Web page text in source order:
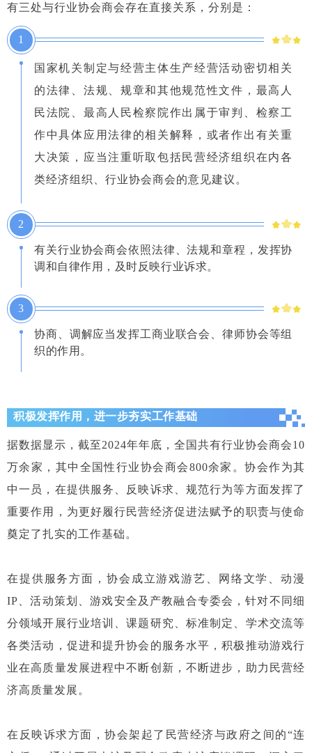
有三处与行业协会商会存在直接关系，分别是：
1
国家机关制定与经营主体生产经营活动密切相关
的法律、法规、规章和其他规范性文件，最高人
民法院、最高人民检察院作出属于审判、检察工
作中具体应用法律的相关解释，或者作出有关重
大决策，应当注重听取包括民营经济组织在内各
类经济组织、行业协会商会的意见建议。
2
有关行业协会商会依照法律、法规和章程，发挥协
调和自律作用，及时反映行业诉求。
3
协商、调解应当发挥工商业联合会、律师协会等组
织的作用。
积极发挥作用，进一步夯实工作基础
据数据显示，截至2024年年底，全国共有行业协会商会10
万余家，其中全国性行业协会商会800余家。协会作为其
中一员，在提供服务、反映诉求、规范行为等方面发挥了
重要作用，为更好履行民营经济促进法赋予的职责与使命
奠定了扎实的工作基础。
在提供服务方面，协会成立游戏游艺、网络文学、动漫
IP、活动策划、游戏安全及产教融合专委会，针对不同细
分领域开展行业培训、课题研究、标准制定、学术交流等
各类活动，促进和提升协会的服务水平，积极推动游戏行
业在高质量发展进程中不断创新，不断进步，助力民营经
济高质量发展。
在反映诉求方面，协会架起了民营经济与政府之间的“连